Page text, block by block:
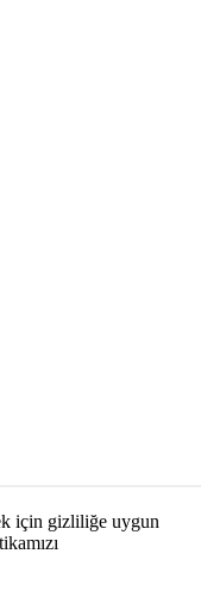
için gizliliğe uygun